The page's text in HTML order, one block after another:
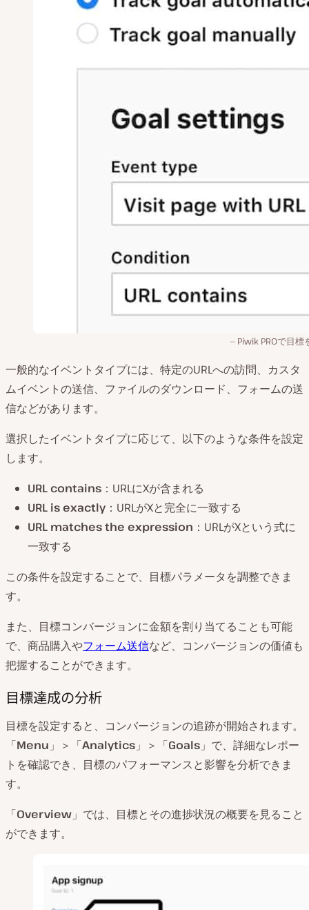
Piwik PROで目標
一般的なイベントタイプには、特定のURLへの訪問、カスタ
ムイベントの送信、ファイルのダウンロード、フォームの送
信などがあります。
選択したイベントタイプに応じて、以下のような条件を設定
します。
URL contains ：URLにXが含まれる
URL is exactly ：URLがXと完全に一致する
URL matches the expression ：URLがXという式に
一致する
この条件を設定することで、目標パラメータを調整できま
す。
また、目標コンバージョンに金額を割り当てることも可能
で、商品購入やフォーム送信など、コンバージョンの価値も
把握することができます。
目標達成の分析
目標を設定すると、コンバージョンの追跡が開始されます。
「Menu 」＞「Analytics 」＞「Goals 」で、詳細なレポー
トを確認でき、目標のパフォーマンスと影響を分析できま
す。
「Overview 」では、目標とその進捗状況の概要を見ること
ができます。